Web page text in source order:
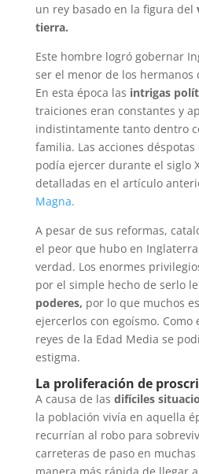
un rey basado en la figura del
tierra.
Este hombre logró gobernar
ser el menor de los hermanos
En esta época las intrigas
traiciones eran constantes y
indistintamente tanto dentro
familia. Las acciones
podía ejercer durante el siglo
detalladas en el artículo
Magna.
A pesar de sus reformas,
el peor que hubo en
verdad. Los enormes
por el simple hecho de serlo
poderes, por lo que muchos
ejercerlos con egoísmo. Como
reyes de la Edad Media se
estigma.
La proliferación de
A causa de las difíciles
la población vivía en aquella
recurrían al robo para
carreteras de paso en muchas